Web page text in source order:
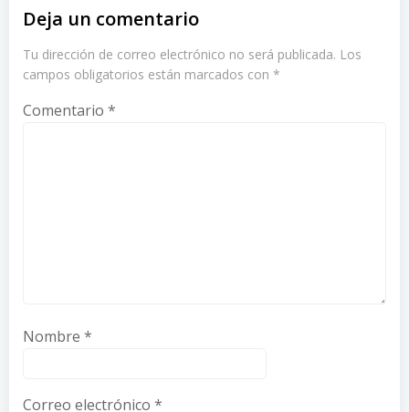
Deja un comentario
Tu dirección de correo electrónico no será publicada. Los
campos obligatorios están marcados con *
Comentario *
Nombre *
Correo electrónico *